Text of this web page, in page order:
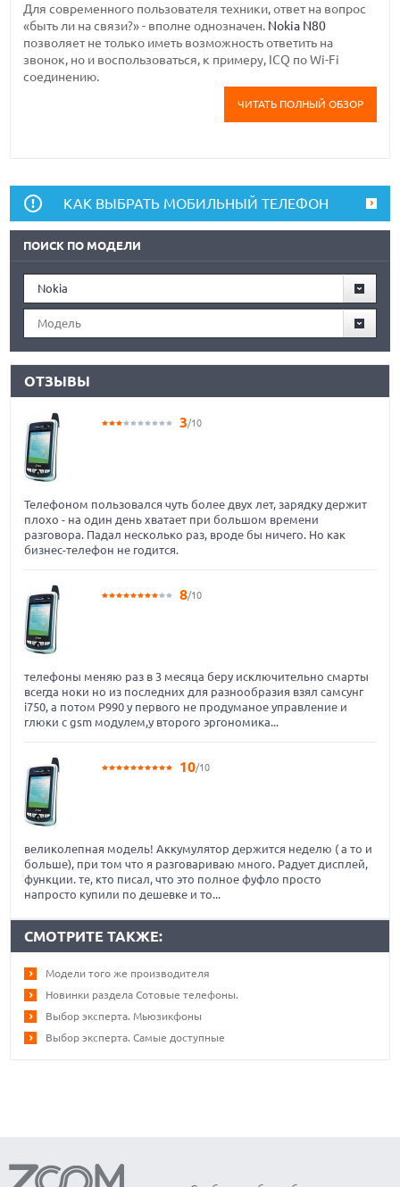
Для современного пользователя техники, ответ на вопрос
«быть ли на связи?» - вполне однозначен. Nokia N80
позволяет не только иметь возможность ответить на
звонок, но и воспользоваться, к примеру, ICQ по Wi-Fi
соединению.
ЧИТАТЬ ПОЛНЫЙ ОБЗОР
КАК ВЫБРАТЬ МОБИЛЬНЫЙ ТЕЛЕФОН
ПОИСК ПО МОДЕЛИ
Nokia
Модель
ОТЗЫВЫ
3/10
Телефоном пользовался чуть более двух лет, зарядку держит
плохо - на один день хватает при большом времени
разговора. Падал несколько раз, вроде бы ничего. Но как
бизнес-телефон не годится.
8/10
телефоны меняю раз в 3 месяца беру исключительно смарты
всегда ноки но из последних для разнообразия взял самсунг
i750, а потом Р990 у первого не продуманое управление и
глюки с gsm модулем,у второго эргономика...
10/10
великолепная модель! Аккумулятор держится неделю ( а то и
больше), при том что я разговариваю много. Радует дисплей,
функции. те, кто писал, что это полное фуфло просто
напросто купили по дешевке и то...
СМОТРИТЕ ТАКЖЕ:
Модели того же производителя
Новинки раздела Сотовые телефоны.
Выбор эксперта. Мьюзикфоны
Выбор эксперта. Самые доступные